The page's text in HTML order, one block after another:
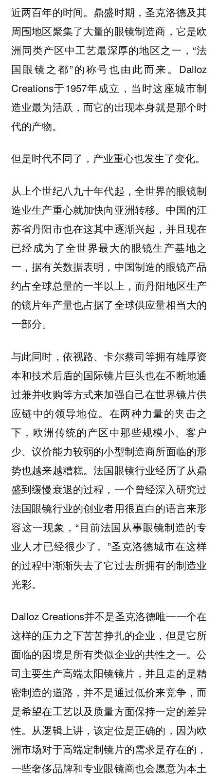
近两百年的时间。鼎盛时期，圣克洛德及其
周围地区聚集了大量的眼镜制造商，它是欧
洲同类产区中工艺最深厚的地区之一，“法
国眼镜之都”的称号也由此而来。Dalloz
Creations于1957年成立，当时这座城市制
造业最为活跃，而它的出现本身就是那个时
代的产物。
但是时代不同了，产业重心也发生了变化。
从上个世纪八九十年代起，全世界的眼镜制
造业生产重心就加快向亚洲转移。中国的江
苏省丹阳市也在这其中逐渐兴起，并且现在
已经成为了全世界最大的眼镜生产基地之
一，据有关数据表明，中国制造的眼镜产品
约占全球总量的一半以上，而丹阳地区生产
的镜片年产量也占据了全球供应量相当大的
一部分。
与此同时，依视路、卡尔蔡司等拥有雄厚资
本和技术后盾的国际镜片巨头也在不断地通
过兼并收购等方式来加强自己在世界镜片供
应链中的领导地位。在两种力量的夹击之
下，欧洲传统的产区中那些规模小、客户
少、议价能力较弱的小型制造商所面临的形
势也越来越糟糕。法国眼镜行业经历了从鼎
盛到缓慢衰退的过程，一个曾经深入研究过
法国眼镜行业的创业者用很直白的语言来形
容这一现象，“目前法国从事眼镜制造的专
业人才已经很少了。”圣克洛德城市在这样
的过程中渐渐失去了它过去所拥有的制造业
光彩。
Dalloz Creations并不是圣克洛德唯一一个在
这样的压力之下苦苦挣扎的企业，但是它所
面临的困境是所有类似企业的共性之一。公
司主要生产高端太阳镜镜片，并且走的是精
密制造的道路，并不是通过低价来竞争，而
是希望在工艺以及质量方面保持一定的差异
性。从逻辑上讲，该定位是正确的，因为欧
洲市场对于高端定制镜片的需求是存在的，
一些奢侈品牌和专业眼镜商也会愿意为本土